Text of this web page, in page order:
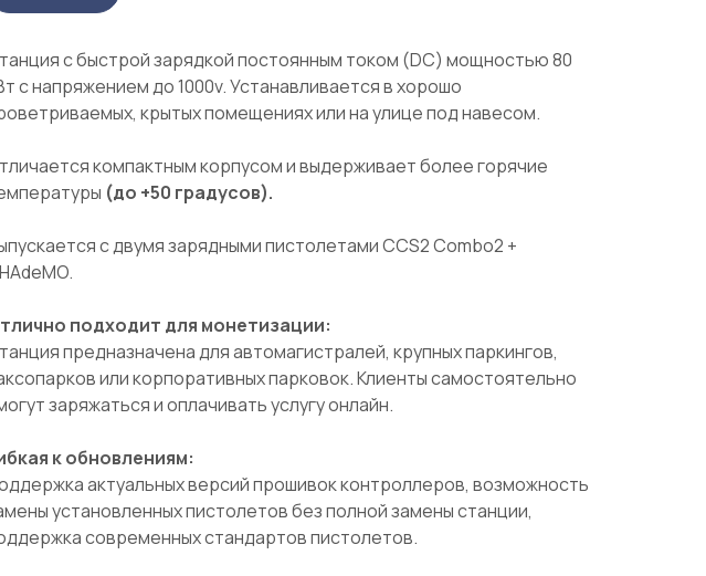
с быстрой зарядкой постоянным током (DC) мощностью 80
с напряжением до 1000v. Устанавливается в хорошо
крытых помещениях или на улице под навесом.
компактным корпусом и выдерживает более горячие
(до +50 градусов).
с двумя зарядными пистолетами CCS2 Combo2 +
подходит для монетизации:
предназначена для автомагистралей, крупных паркингов,
или корпоративных парковок. Клиенты самостоятельно
заряжаться и оплачивать услугу онлайн.
к обновлениям:
актуальных версий прошивок контроллеров, возможность
установленных пистолетов без полной замены станции,
современных стандартов пистолетов.